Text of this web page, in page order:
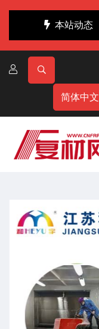
本站动态
简体中文